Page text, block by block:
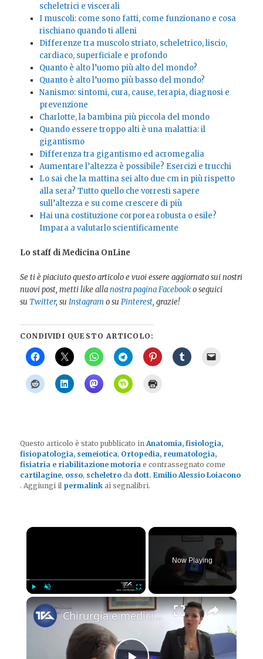
scheletrici e viscerali
I muscoli: come sono fatti, come funzionano e cosa
rischiano quando ti alleni
Differenze tra muscolo striato, scheletrico, liscio,
cardiaco, superficiale e profondo
Quanto è alto l’uomo più alto del mondo?
Quanto è alto l’uomo più basso del mondo?
Nanismo: sintomi, cura, cause, terapia, diagnosi e
prevenzione
Charlotte, la bambina più piccola del mondo
Quando essere troppo alti è una malattia: il
gigantismo
Differenza tra gigantismo ed acromegalia
Aumentare l’altezza è possibile? Esercizi e trucchi
Lo sai che la mattina sei alto due cm in più rispetto
alla sera? Tutto quello che vorresti sapere
sull’altezza e su come crescere di più
Hai una costituzione corporea robusta o esile?
Impara a valutarlo scientificamente
Lo staff di Medicina OnLine
Se ti è piaciuto questo articolo e vuoi essere aggiornato sui nostri
nuovi post, metti like allanostra pagina Facebooko seguici
suTwitter, suInstagramo suPinterest, grazie!
CONDIVIDI QUESTO ARTICOLO:
Questo articolo è stato pubblicato inAnatomia, fisiologia,
fisiopatologia, semeiotica, Ortopedia, reumatologia,
fisiatria e riabilitazione motoria e contrassegnato come
cartilagine, osso, scheletro da dott. Emilio Alessio Loiacono
. Aggiungi il permalink ai segnalibri.
×
Fullscreen
Now Playing
×
Chirurgia e medicina oggi - le diverticoliti del colon